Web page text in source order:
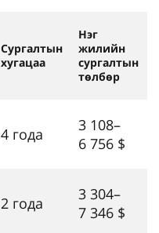
Сургалтын
хугацаа
Нэг
жилийн
сургалтын
төлбөр
4 года
3 108–
6 756 $
2 года
3 304–
7 346 $